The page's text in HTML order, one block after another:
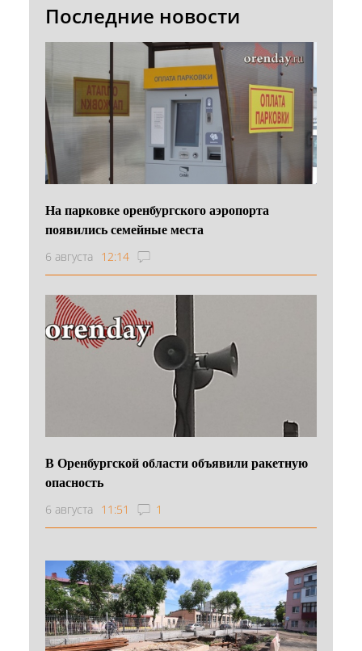
Последние новости
На парковке оренбургского аэропорта
появились семейные места
6 августа 12:14
В Оренбургской области объявили ракетную
опасность
6 августа 11:51 1